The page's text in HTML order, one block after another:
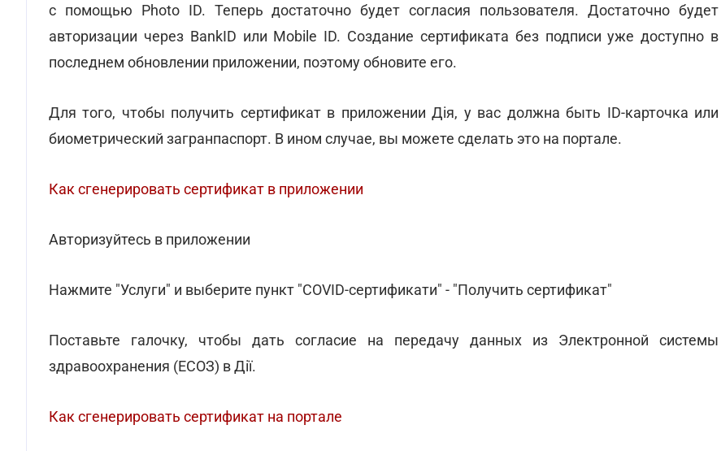
с помощью Photo ID. Теперь достаточно будет согласия пользователя. Достаточно будет
авторизации через BankID или Mobile ID. Создание сертификата без подписи уже доступно в
последнем обновлении приложении, поэтому обновите его.
Для того, чтобы получить сертификат в приложении Дія, у вас должна быть ID-карточка или
биометрический загранпаспорт. В ином случае, вы можете сделать это на портале.
Как сгенерировать сертификат в приложении
Авторизуйтесь в приложении
Нажмите "Услуги" и выберите пункт "COVID-сертификати" - "Получить сертификат"
Поставьте галочку, чтобы дать согласие на передачу данных из Электронной системы
здравоохранения (ЕСОЗ) в Дії.
Как сгенерировать сертификат на портале